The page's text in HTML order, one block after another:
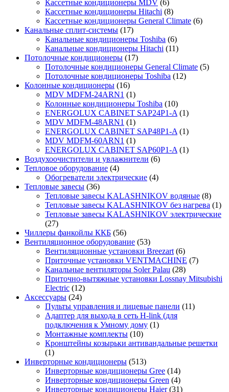
Кассетные кондиционеры MDV (6)
Кассетные кондиционеры Hitachi (8)
Кассетные кондиционеры General Climate (6)
Канальные сплит-системы (17)
Канальные кондиционеры Toshiba (6)
Канальные кондиционеры Hitachi (11)
Потолочные кондиционеры (17)
Потолочные кондиционеры General Climate (5)
Потолочные кондиционеры Toshiba (12)
Колонные кондиционеры (16)
MDV MDFM-24ARN1 (1)
Колонные кондиционеры Toshiba (10)
ENERGOLUX CABINET SAP24P1-A (1)
MDV MDFM-48ARN1 (1)
ENERGOLUX CABINET SAP48P1-A (1)
MDV MDFM-60ARN1 (1)
ENERGOLUX CABINET SAP60P1-A (1)
Воздухоочистители и увлажнители (6)
Тепловое оборудование (4)
Обогреватели электрические (4)
Тепловые завесы (36)
Тепловые завесы KALASHNIKOV водяные (8)
Тепловые завесы KALASHNIKOV без нагрева (1)
Тепловые завесы KALASHNIKOV электрические
(27)
Чиллеры фанкойлы ККБ (56)
Вентиляционное оборудование (53)
Вентиляционные установки Breezart (6)
Приточные установки VENTMACHINE (7)
Канальные вентиляторы Soler Palau (28)
Приточно-вытяжные установки Lossnay Mitsubishi
Electric (12)
Аксессуары (24)
Пульты управления и лицевые панели (11)
Адаптер для выхода в сеть H-link (для
подключения к Умному дому (1)
Монтажные комплекты (10)
Кронштейны козырьки антивандальные решетки
(1)
Инверторные кондиционеры (513)
Инверторные кондиционеры Gree (14)
Инверторные кондиционеры Green (4)
Инверторные кондиционеры Haier (31)